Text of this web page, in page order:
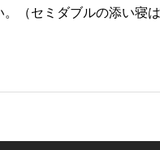
（セミダブルの添い寝